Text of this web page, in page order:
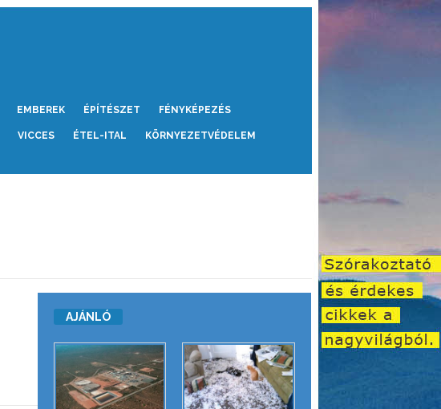
EMBEREK ÉPÍTÉSZET FÉNYKÉPEZÉS
VICCES ÉTEL-ITAL KÖRNYEZETVÉDELEM
AJÁNLÓ